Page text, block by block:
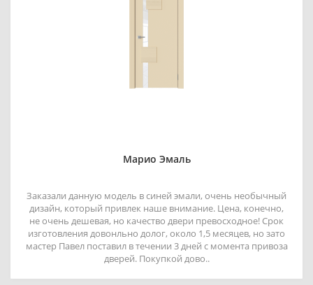
Марио Эмаль
Заказали данную модель в синей эмали, очень необычный
дизайн, который привлек наше внимание. Цена, конечно,
не очень дешевая, но качество двери превосходное! Срок
изготовления довонльно долог, около 1,5 месяцев, но зато
мастер Павел поставил в течении 3 дней с момента привоза
дверей. Покупкой дово..